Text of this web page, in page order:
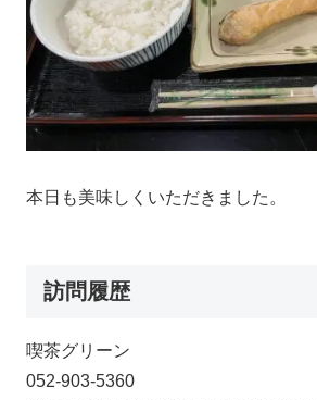
本日も美味しくいただきました。
訪問履歴
喫茶グリーン
052-903-5360